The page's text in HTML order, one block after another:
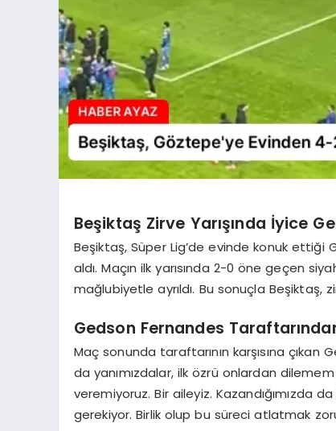
Beşiktaş Zirve Yarışında İyice
Beşiktaş, Süper Lig’de evinde konuk ettiği
aldı. Maçın ilk yarısında 2-0 öne geçen
mağlubiyetle ayrıldı. Bu sonuçla Beşiktaş,
Gedson Fernandes
Maç sonunda taraftarının karşısına
da yanımızdalar, ilk özrü onlardan
veremiyoruz. Bir aileyiz.
gerekiyor. Birlik olup bu süreci atlatmak